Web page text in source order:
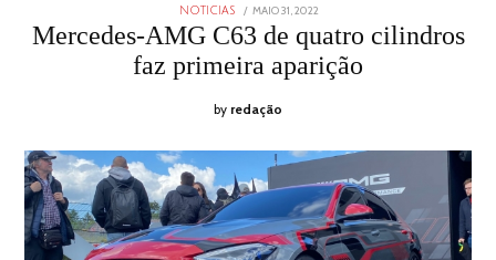
NOTICIAS
POSTED
ON
MAIO 31, 2022
2022
Mercedes-AMG C63 de quatro cilindros
faz primeira aparição
by redação